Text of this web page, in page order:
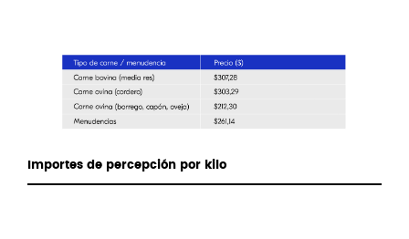
Importes de percepción por kilo